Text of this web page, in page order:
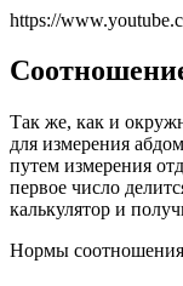
https://
Так же, как и
для измерения
путем измерения
первое число
калькулятор и
Нормы соотношения